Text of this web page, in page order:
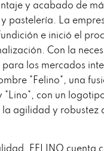
y acabado de
pastelería. La
e inició el
Con la
para los mercados
"Felino", una
"Lino", con un
la agilidad y robustez
FELINO cuenta